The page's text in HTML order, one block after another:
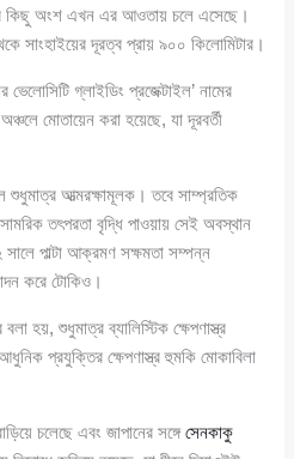
কিছু অংশ এখন এর আওতায় চলে এসেছে।
সাংহাইয়ের দূরত্ব প্রায় ৯০০ কিলোমিটার।
গ্লাইডিং প্রজেক্টাইল’ নামের
মোতায়েন করা হয়েছে, যা দূরবর্তী
শুধুমাত্র আত্মরক্ষামূলক। তবে সাম্প্রতিক
তৎপরতা বৃদ্ধি পাওয়ায় সেই অবস্থান
পাল্টা আক্রমণ সক্ষমতা সম্পন্ন
করে টোকিও।
হয়, শুধুমাত্র ব্যালিস্টিক ক্ষেপণাস্ত্র
প্রযুক্তির ক্ষেপণাস্ত্র হুমকি মোকাবিলা
চলেছে এবং জাপানের সঙ্গেসেনকাকু